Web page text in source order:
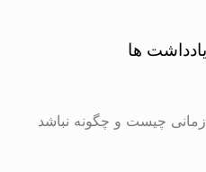
و چگونه نباشد